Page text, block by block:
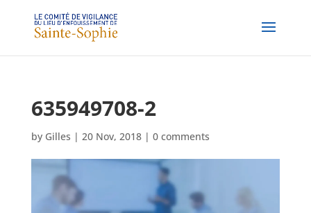
635949708-2
by Gilles | 20 Nov, 2018| 0 comments